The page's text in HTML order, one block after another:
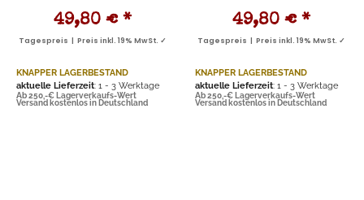
49,80 € *
Tagespreis | Preis inkl. 19% MwSt. ✓
KNAPPER LAGERBESTAND
aktuelle Lieferzeit: 1 - 3 Werktage
Ab 250,-€ Lagerverkaufs-Wert
Versand kostenlos in Deutschland
49,80 € *
Tagespreis | Preis inkl. 19% MwSt. ✓
KNAPPER LAGERBESTAND
aktuelle Lieferzeit: 1 - 3 Werktage
Ab 250,-€ Lagerverkaufs-Wert
Versand kostenlos in Deutschland